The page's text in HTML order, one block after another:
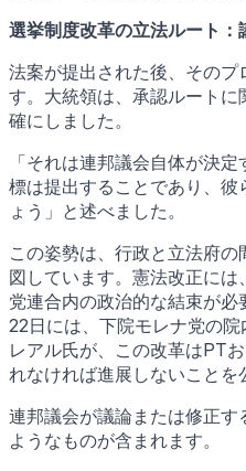
選挙制度改革の立法ルート：
法案が提出された後、そのプ
す。大統領は、承認ルート
確にしました。
「それは連邦議会自体が決
標は提出することであり、
ょう」と述べました。
この姿勢は、行政と立法府
図しています。憲法改正に
党連合内の政治的な結束が必
22日には、下院モレナ党の
レアル氏が、この改革はPT
れなければ進展しないことを
連邦議会が議論または修正
ようなものが含まれます。